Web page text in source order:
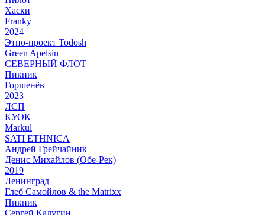
Хаски
Franky
2024
Этно-проект Todosh
Green Apelsin
СЕВЕРНЫЙ ФЛОТ
Пикник
Горшенёв
2023
ЛСП
КУОК
Markul
SATI ETHNICA
Андрей Грейчайник
Денис Михайлов (Обе-Рек)
2019
Ленинград
Глеб Самойлов & the Matrixx
Пикник
Сергей Калугин